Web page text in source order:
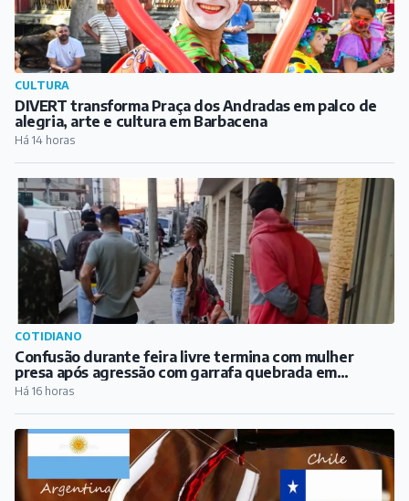
CULTURA
DIVERT transforma Praça dos Andradas em palco de
alegria, arte e cultura em Barbacena
Há 14 horas
COTIDIANO
Confusão durante feira livre termina com mulher
presa após agressão com garrafa quebrada em
Barbacena
Há 16 horas